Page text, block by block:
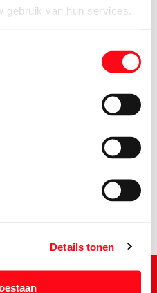
gebruik van hun services.
Details tonen